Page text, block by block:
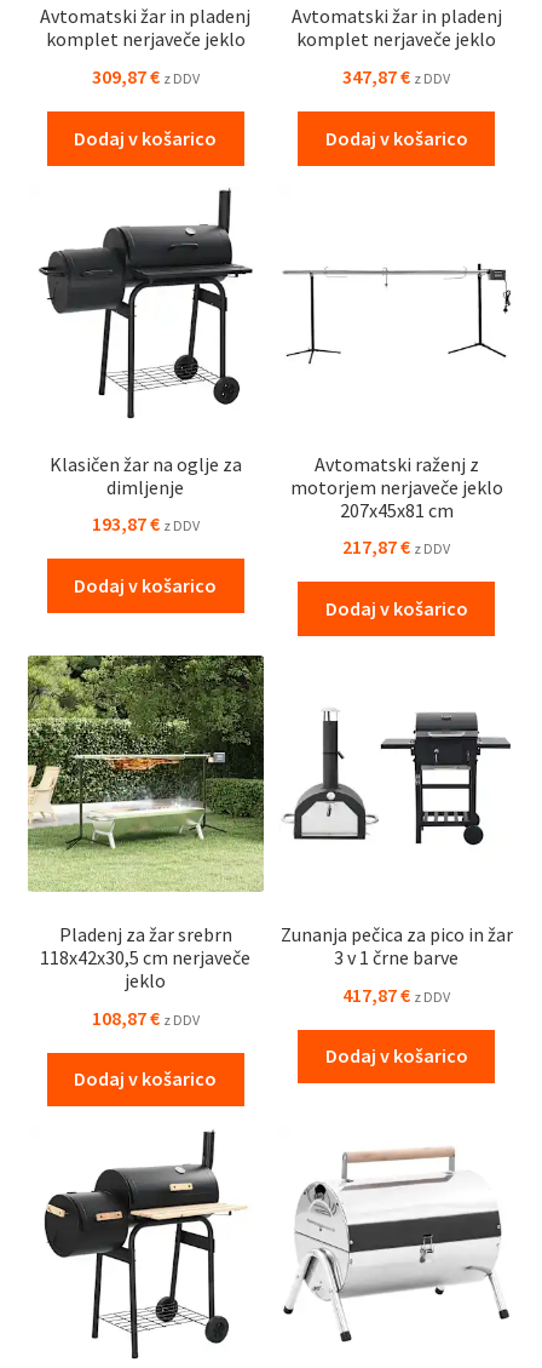
Avtomatski žar in pladenj
komplet nerjaveče jeklo
309,87€ z DDV
Dodaj v košarico
Avtomatski žar in pladenj
komplet nerjaveče jeklo
347,87€ z DDV
Dodaj v košarico
Klasičen žar na oglje za
dimljenje
193,87€ z DDV
Dodaj v košarico
Avtomatski raženj z
motorjem nerjaveče jeklo
207x45x81 cm
217,87€ z DDV
Dodaj v košarico
Pladenj za žar srebrn
118x42x30,5 cm nerjaveče
jeklo
108,87€ z DDV
Dodaj v košarico
Zunanja pečica za pico in žar
3 v 1 črne barve
417,87€ z DDV
Dodaj v košarico